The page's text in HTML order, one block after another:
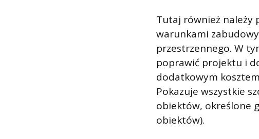
Tutaj również należy
warunkami
przestrzennego. W
poprawić projektu i
dodatkowym
Pokazuje wszystkie
obiektów, określone
obiektów).